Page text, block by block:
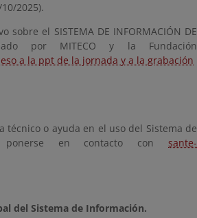
2025).
sobre el SISTEMA DE INFORMACIÓN DE
por MITECO y la Fundación
a la ppt de la jornada y a la grabación
técnico o ayuda en el uso del Sistema de
ponerse en contacto con sante-
del Sistema de Información.